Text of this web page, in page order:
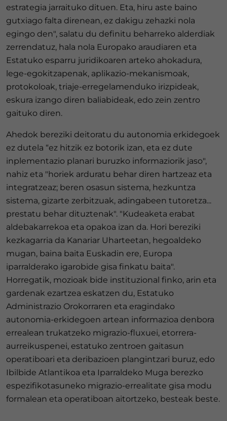
estrategia jarraituko dituen. Eta, hiru aste baino
gutxiago falta direnean, ez dakigu zehazki nola
egingo den", salatu du definitu beharreko alderdiak
zerrendatuz, hala nola Europako araudiaren eta
Estatuko esparru juridikoaren arteko ahokadura,
lege-egokitzapenak, aplikazio-mekanismoak,
protokoloak, triaje-erregelamenduko irizpideak,
eskura izango diren baliabideak, edo zein zentro
gaituko diren.
Ahedok bereziki deitoratu du autonomia erkidegoek
ez dutela “ez hitzik ez botorik izan, eta ez dute
inplementazio planari buruzko informaziorik jaso",
nahiz eta "horiek arduratu behar diren hartzeaz eta
integratzeaz; beren osasun sistema, hezkuntza
sistema, gizarte zerbitzuak, adingabeen tutoretza...
prestatu behar dituztenak". "Kudeaketa erabat
aldebakarrekoa eta opakoa izan da. Hori bereziki
kezkagarria da Kanariar Uharteetan, hegoaldeko
mugan, baina baita Euskadin ere, Europa
iparralderako igarobide gisa finkatu baita".
Horregatik, mozioak bide instituzional finko, arin eta
gardenak ezartzea eskatzen du, Estatuko
Administrazio Orokorraren eta eragindako
autonomia-erkidegoen artean informazioa denbora
errealean trukatzeko migrazio-fluxuei, etorrera-
aurreikuspenei, estatuko zentroen gaitasun
operatiboari eta deribazioen plangintzari buruz, edo
Ibilbide Atlantikoa eta Iparraldeko Muga berezko
espezifikotasuneko migrazio-errealitate gisa modu
formalean eta operatiboan aitortzeko, besteak beste.